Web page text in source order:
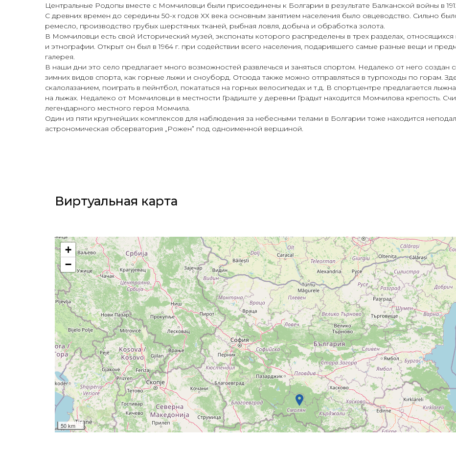
Центральные Родопы вместе с Момчиловци были присоединены к Болгарии в результате Балканской войны в
С древних времен до середины 50-х годов ХХ века основным занятием населения было овцеводство. Сильно
ремесло, производство грубых шерстяных тканей, рыбная ловля, добыча и обработка золота.
В Момчиловци есть свой Исторический музей, экспонаты которого распределены в трех разделах,
и этнографии. Открыт он был в 1964 г. при содействии всего населения, подарившего самые разные вещи и
галерея.
В наши дни это село предлагает много возможностей развлечься и заняться спортом. Недалеко от него
зимних видов спорта, как горные лыжи и сноуборд. Отсюда также можно отправляться в турпоходы по горам.
скалолазанием, поиграть в пейнтбол, покататься на горных велосипедах и т.д. В спортцентре предлагается
на лыжах. Недалеко от Момчиловци в местности Градиште у деревни Градыт находится Момчилова крепость.
легендарного местного героя Момчила.
Один из пяти крупнейших комплексов для наблюдения за небесными телами в Болгарии тоже находится
астрономическая обсерватория „Рожен” под одноименной вершиной.
Виртуальная карта​
+
−
50 km